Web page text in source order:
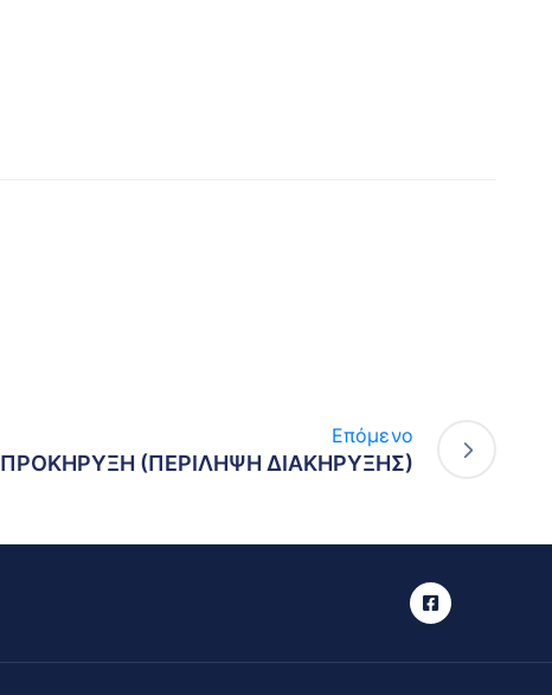
Επόμενο
ΠΡΟΚΗΡΥΞΗ (ΠΕΡΙΛΗΨΗ ΔΙΑΚΗΡΥΞΗΣ)